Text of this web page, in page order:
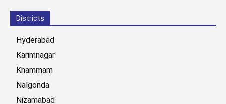
Districts
Hyderabad
Karimnagar
Khammam
Nalgonda
Nizamabad